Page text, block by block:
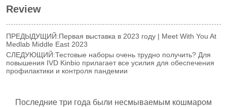
Review
ПРЕДЫДУЩИЙ:Первая выставка в 2023 году | Meet With You At
Medlab Middle East 2023
СЛЕДУЮЩИЙ:Тестовые наборы очень трудно получить? Для
повышения IVD Kinbio прилагает все усилия для обеспечения
профилактики и контроля пандемии